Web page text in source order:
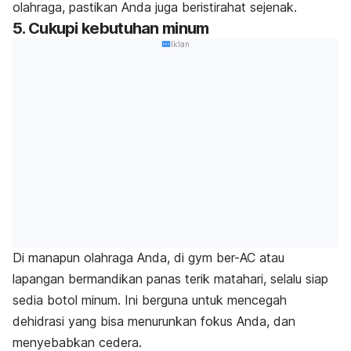
olahraga, pastikan Anda juga beristirahat sejenak.
5. Cukupi kebutuhan minum
Iklan
Di manapun olahraga Anda, di gym ber-AC atau
lapangan bermandikan panas terik matahari, selalu siap
sedia botol minum. Ini berguna untuk mencegah
dehidrasi yang bisa menurunkan fokus Anda, dan
menyebabkan cedera.